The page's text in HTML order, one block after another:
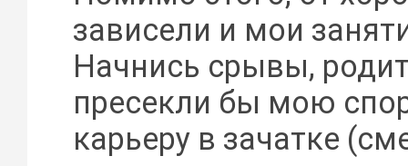
зависели и мои
Начнись срывы,
пресекли бы мою
карьеру в зачатке